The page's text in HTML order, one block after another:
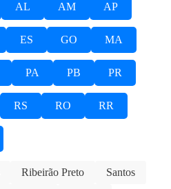
AL AM AP
ES GO MA
PA PB PR
RS RO RR
Ribeirão Preto
Santos